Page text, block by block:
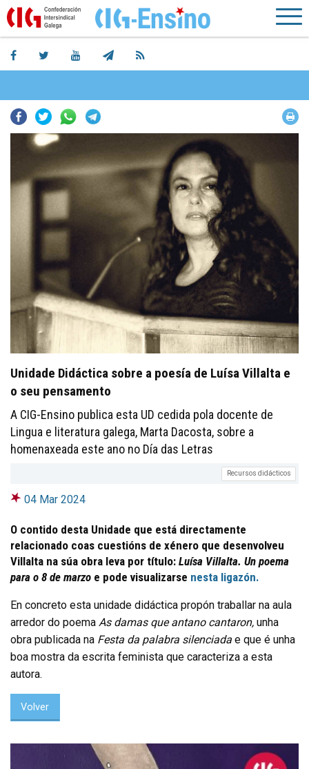
Facebook
TwitterWhatsapp
Unidade Didáctica sobre a poesía de Luísa Villalta e
o seu pensamento
A CIG-Ensino publica esta UD cedida pola docente de
Lingua e literatura galega, Marta Dacosta, sobre a
homenaxeada este ano no Día das Letras
Recursos didácticos
04 Mar 2024
O contido desta Unidade que está directamente
relacionado coas cuestións de xénero que desenvolveu
Villalta na súa obra leva por título: Luísa Villalta. Un poema
para o 8 de marzo e pode visualizarse nesta ligazón.
En concreto esta unidade didáctica propón traballar na aula
arredor do poema As damas que antano cantaron, unha
obra publicada na Festa da palabra silenciada e que é unha
boa mostra da escrita feminista que caracteriza a esta
autora.
Volver